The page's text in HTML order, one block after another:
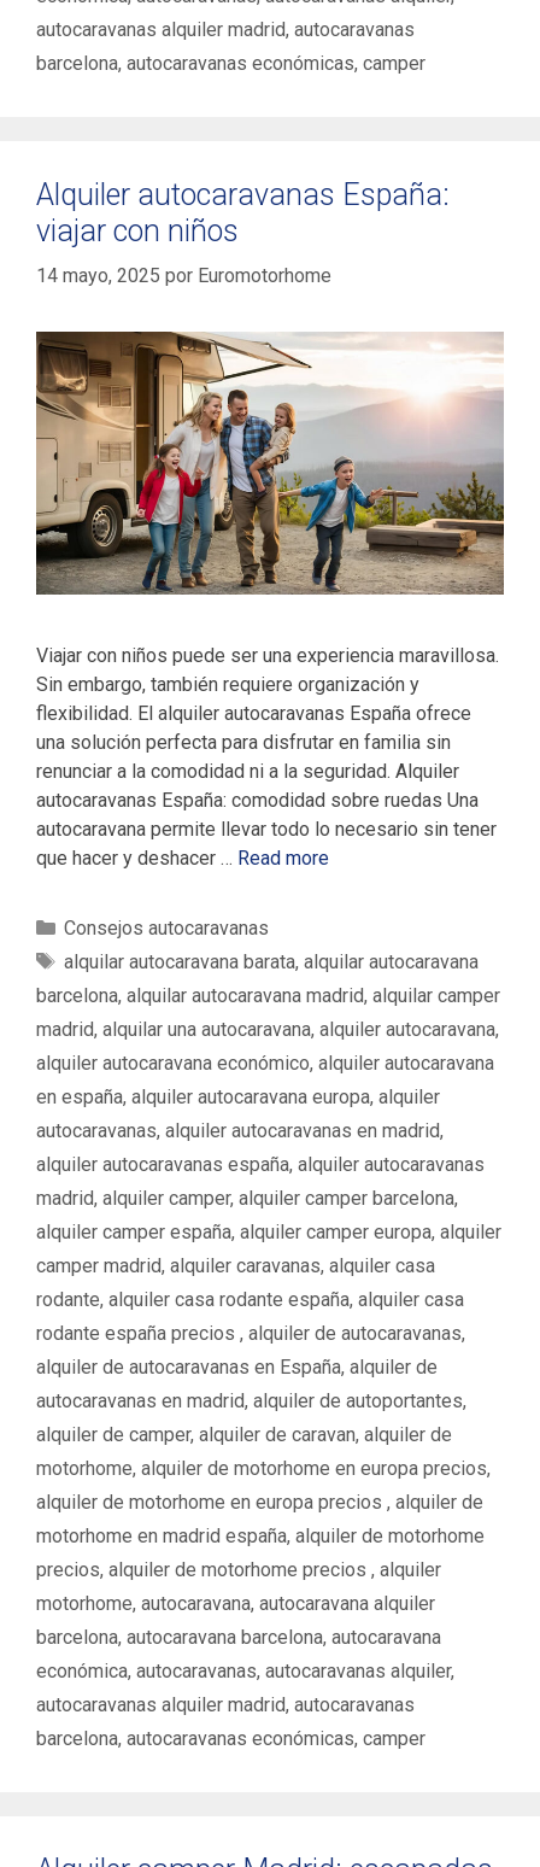
autocaravanas alquiler madrid, autocaravanas
barcelona, autocaravanas económicas, camper
Alquiler autocaravanas España:
viajar con niños
14 mayo, 2025 por Euromotorhome
Viajar con niños puede ser una experiencia maravillosa.
Sin embargo, también requiere organización y
flexibilidad. El alquiler autocaravanas España ofrece
una solución perfecta para disfrutar en familia sin
renunciar a la comodidad ni a la seguridad. Alquiler
autocaravanas España: comodidad sobre ruedas Una
autocaravana permite llevar todo lo necesario sin tener
que hacer y deshacer … Read more
C
a
g
o
r
í
a
s
Consejos autocaravanas
E
t
u
e
t
a
s
alquilar autocaravana barata, alquilar autocaravana
barcelona, alquilar autocaravana madrid, alquilar camper
madrid, alquilar una autocaravana, alquiler autocaravana,
alquiler autocaravana económico, alquiler autocaravana
en españa, alquiler autocaravana europa, alquiler
autocaravanas, alquiler autocaravanas en madrid,
alquiler autocaravanas españa, alquiler autocaravanas
madrid, alquiler camper, alquiler camper barcelona,
alquiler camper españa, alquiler camper europa, alquiler
camper madrid, alquiler caravanas, alquiler casa
rodante, alquiler casa rodante españa, alquiler casa
rodante españa precios ‌‌ , alquiler de autocaravanas,
alquiler de autocaravanas en España, alquiler de
autocaravanas en madrid, alquiler de autoportantes,
alquiler de camper, alquiler de caravan, alquiler de
motorhome, alquiler de motorhome en europa precios,
alquiler de motorhome en europa precios ‌ , alquiler de
motorhome en madrid españa, alquiler de motorhome
precios, alquiler de motorhome precios ‌ , alquiler
motorhome, autocaravana, autocaravana alquiler
barcelona, autocaravana barcelona, autocaravana
económica, autocaravanas, autocaravanas alquiler,
autocaravanas alquiler madrid, autocaravanas
barcelona, autocaravanas económicas, camper